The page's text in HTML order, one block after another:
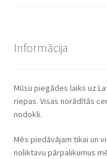
Informācija
Mūsu piegādes laiks uz
riepas. Visas norādītās
nodokli.
Mēs piedāvājam tikai un
noliktavu pārpalikumus